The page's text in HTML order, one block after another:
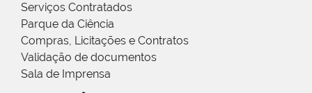
Serviços Contratados
Parque da Ciência
Compras, Licitações e Contratos
Validação de documentos
Sala de Imprensa